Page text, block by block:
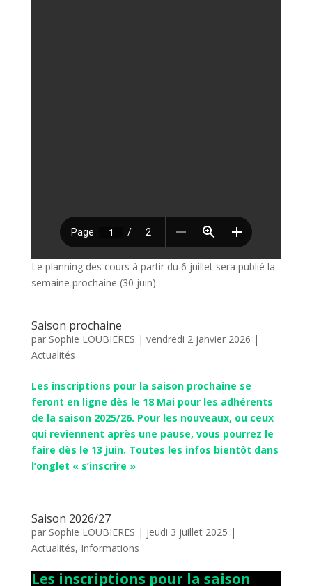
Le planning des cours à partir du 6 juillet sera publié la
semaine prochaine (30 juin).
Saison prochaine
par Sophie LOUBIERES | vendredi 2 janvier 2026 |
Actualités
Les inscriptions pour la saison prochaine se
feront en ligne dès le 18 Mai pour les adhérents
de la saison 2025/26. Pour les nouveaux, ou ceux
qui reviennent après une pause, vous pourrez le
faire dès le 13 juin. Toutes les infos bientôt dans
l’onglet « s’inscrire »
Saison 2026/27
par Sophie LOUBIERES | jeudi 3 juillet 2025 |
Actualités, Informations
Les inscriptions pour la saison